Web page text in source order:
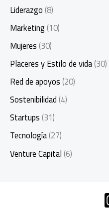
Liderazgo(8)
Marketing(10)
Mujeres(30)
Placeres y Estilo de vida(30)
Red de apoyos(20)
Sostenibilidad(4)
Startups(31)
Tecnología(27)
Venture Capital(6)